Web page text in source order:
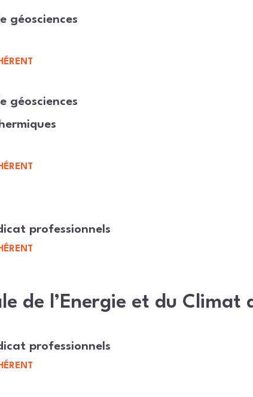
géosciences
géosciences
professionnels
de l’Energie et du Climat
professionnels